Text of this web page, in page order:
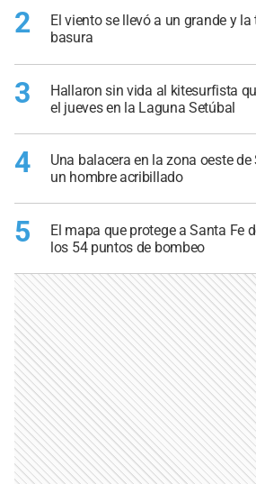
2
El viento se llevó a un grande y
basura
3
Hallaron sin vida al kitesurfista
el jueves en la Laguna Setúbal
4
Una balacera en la zona oeste
un hombre acribillado
5
El mapa que protege a Santa Fe
los 54 puntos de bombeo